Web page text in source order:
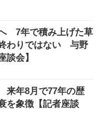
7年で積み上げた草
わりではない 与野
談会】
来年8月で77年の歴
を象徴【記者座談